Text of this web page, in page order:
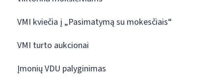
VMI kviečia į „Pasimatymą su mokesčiais“
VMI turto aukcionai
Įmonių VDU palyginimas